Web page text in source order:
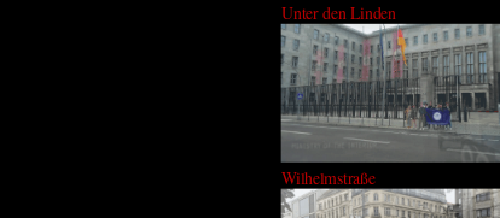
Unter den Linden
Wilhelmstraße